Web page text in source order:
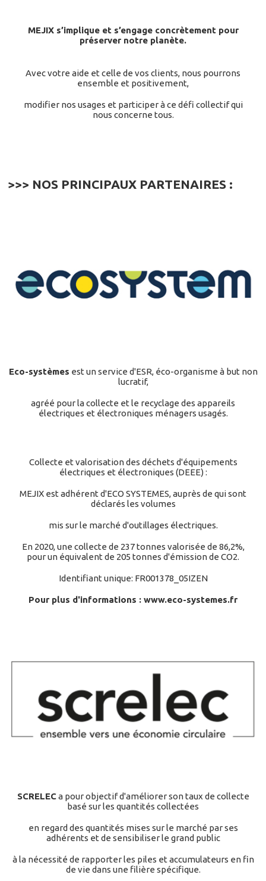
MEJIX s’implique et s’engage concrètement pour
préserver notre planète.
Avec votre aide et celle de vos clients, nous pourrons
ensemble et positivement,
modifier nos usages et participer à ce défi collectif qui
nous concerne tous.
>>> NOS PRINCIPAUX PARTENAIRES :
Eco-systèmes est un service d'ESR, éco-organisme à but non
lucratif,
agréé pour la collecte et le recyclage des appareils
électriques et électroniques ménagers usagés.
Collecte et valorisation des déchets d'équipements
électriques et électroniques (DEEE) :
MEJIX est adhérent d'ECO SYSTEMES, auprès de qui sont
déclarés les volumes
mis sur le marché d'outillages électriques.
En 2020, une collecte de 237 tonnes valorisée de 86,2%,
pour un équivalent de 205 tonnes d'émission de CO2.
Identifiant unique: FR001378_05IZEN
Pour plus d'informations : www.eco-systemes.fr
SCRELECa pour objectif d'améliorer son taux de collecte
basé sur les quantités collectées
en regard des quantités mises sur le marché par ses
adhérents et de sensibiliser le grand public
à la nécessité de rapporter les piles et accumulateurs en fin
de vie dans une filière spécifique.